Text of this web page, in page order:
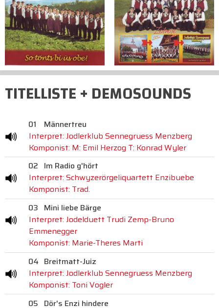
TITELLISTE + DEMOSOUNDS
01
Männertreu
Interpret: Jodlerklub Sennegruess Menzberg
Komponist: M: Emil Herzog T: Konrad Wyler
02 Im Radio g'hört
Interpret: Schwyzerörgeliquartett Enzibuebe
Komponist: Trad.
03 Mini liebe Bärge
Interpret: Jodelduett Trudi Zemp-Bruno
Emmenegger
Komponist: Marie-Theres Marti
04 Breitmatt-Juiz
Interpret: Jodlerklub Sennegruess Menzberg
Komponist: Toni Vogler
05 Dör's Enzi hindere